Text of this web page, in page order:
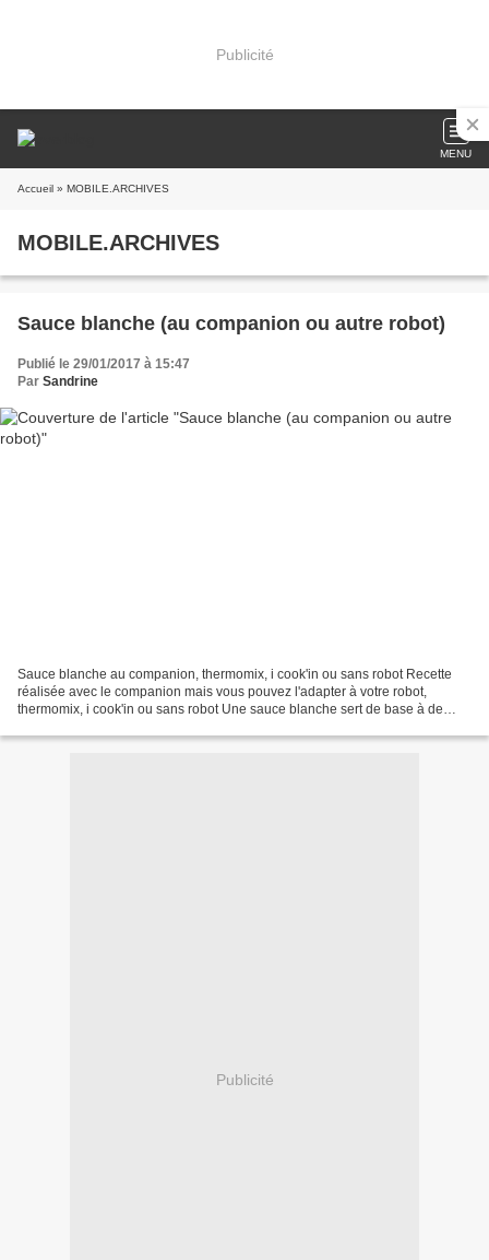
Publicité
MENU
Accueil » MOBILE.ARCHIVES
MOBILE.ARCHIVES
Sauce blanche (au companion ou autre robot)
Publié le 29/01/2017 à 15:47
Par Sandrine
Sauce blanche au companion, thermomix, i cook'in ou sans robot Recette
réalisée avec le companion mais vous pouvez l'adapter à votre robot,
thermomix, i cook'in ou sans robot Une sauce blanche sert de base à de
Publicité